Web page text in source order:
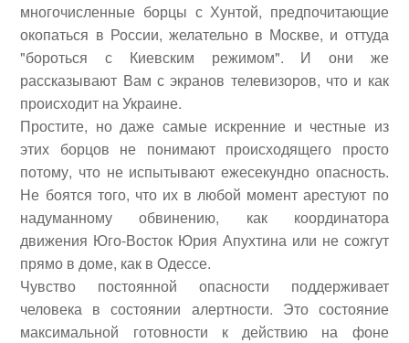
многочисленные борцы с Хунтой, предпочитающие
окопаться в России, желательно в Москве, и оттуда
"бороться с Киевским режимом". И они же
рассказывают Вам с экранов телевизоров, что и как
происходит на Украине.
Простите, но даже самые искренние и честные из
этих борцов не понимают происходящего просто
потому, что не испытывают ежесекундно опасность.
Не боятся того, что их в любой момент арестуют по
надуманному обвинению, как координатора
движения Юго-Восток Юрия Апухтина или не сожгут
прямо в доме, как в Одессе.
Чувство постоянной опасности поддерживает
человека в состоянии алертности. Это состояние
максимальной готовности к действию на фоне